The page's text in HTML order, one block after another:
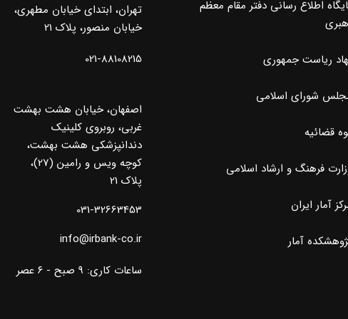
اطلاع رسانی دفتر مقام معظم
ریاست جمهوری
شورای اسلامی
قضائیه
فرهنگ و ارشاد اسلامی
آمار ایران
آمار
تهران، ابتدای خیابان مطهری،
خیابان منصور، پلاک 21
021-88108215
اصفهان، خیابان هشت بهشت
غربی، روبروی کلینیک
دندانپزشکی هشت بهشت،
کوچه ویس و رامین (27)،
پلاک 21
031-32663453
info@irbank-co.ir
ساعات کاری: ۹ صبح - ۶ عصر